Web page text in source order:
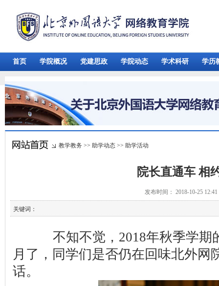
首页 学院概况 党建思政 学院动态 学术科研 学历
教学教务 >> 助学动态 >> 助学活动
院长直通车 相
发布时间： 2018-10-25
关键词：
不知不觉，2018年秋季学期
月了，同学们是否仍在回味北外网
话。